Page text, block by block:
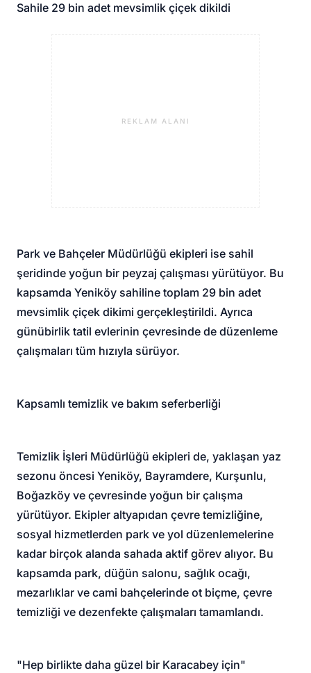
Sahile 29 bin adet mevsimlik çiçek dikildi
REKLAM ALANI
Park ve Bahçeler Müdürlüğü ekipleri ise sahil
şeridinde yoğun bir peyzaj çalışması yürütüyor. Bu
kapsamda Yeniköy sahiline toplam 29 bin adet
mevsimlik çiçek dikimi gerçekleştirildi. Ayrıca
günübirlik tatil evlerinin çevresinde de düzenleme
çalışmaları tüm hızıyla sürüyor.
Kapsamlı temizlik ve bakım seferberliği
Temizlik İşleri Müdürlüğü ekipleri de, yaklaşan yaz
sezonu öncesi Yeniköy, Bayramdere, Kurşunlu,
Boğazköy ve çevresinde yoğun bir çalışma
yürütüyor. Ekipler altyapıdan çevre temizliğine,
sosyal hizmetlerden park ve yol düzenlemelerine
kadar birçok alanda sahada aktif görev alıyor. Bu
kapsamda park, düğün salonu, sağlık ocağı,
mezarlıklar ve cami bahçelerinde ot biçme, çevre
temizliği ve dezenfekte çalışmaları tamamlandı.
"Hep birlikte daha güzel bir Karacabey için"